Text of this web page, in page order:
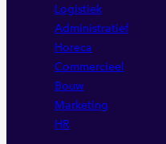
Logistiek
Administratief
Horeca
Commercieel
Bouw
Marketing
HR